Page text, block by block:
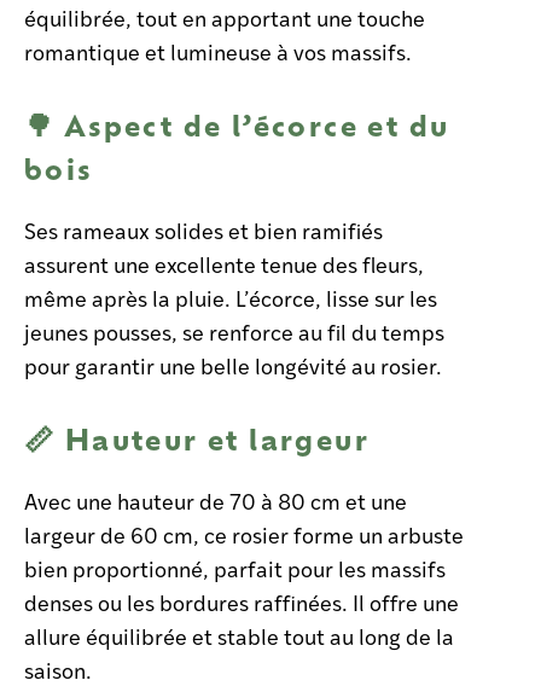
équilibrée, tout en apportant une touche
romantique et lumineuse à vos massifs.
🌳 Aspect de l’écorce et du
bois
Ses rameaux solides et bien ramifiés
assurent une excellente tenue des fleurs,
même après la pluie. L’écorce, lisse sur les
jeunes pousses, se renforce au fil du temps
pour garantir une belle longévité au rosier.
📏 Hauteur et largeur
Avec une hauteur de 70 à 80 cm et une
largeur de 60 cm, ce rosier forme un arbuste
bien proportionné, parfait pour les massifs
denses ou les bordures raffinées. Il offre une
allure équilibrée et stable tout au long de la
saison.